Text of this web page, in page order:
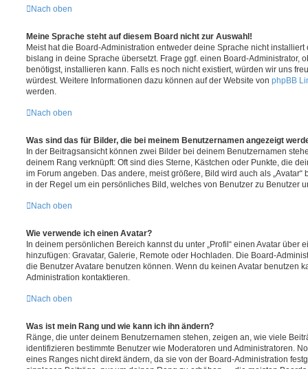
Nach oben
Meine Sprache steht auf diesem Board nicht zur Auswahl!
Meist hat die Board-Administration entweder deine Sprache nicht
bislang in deine Sprache übersetzt. Frage ggf. einen Board-Administrator,
benötigst, installieren kann. Falls es noch nicht existiert, würden wir uns
würdest. Weitere Informationen dazu können auf der Website von phpBB
werden.
Nach oben
Was sind das für Bilder, die bei meinem Benutzernamen angezeigt
In der Beitragsansicht können zwei Bilder bei deinem Benutzernamen
deinem Rang verknüpft: Oft sind dies Sterne, Kästchen oder Punkte, die
im Forum angeben. Das andere, meist größere, Bild wird auch als
in der Regel um ein persönliches Bild, welches von Benutzer zu Benutzer
Nach oben
Wie verwende ich einen Avatar?
In deinem persönlichen Bereich kannst du unter „Profil“ einen Avatar über
hinzufügen: Gravatar, Galerie, Remote oder Hochladen. Die Board-
die Benutzer Avatare benutzen können. Wenn du keinen Avatar benutzen
Administration kontaktieren.
Nach oben
Was ist mein Rang und wie kann ich ihn ändern?
Ränge, die unter deinem Benutzernamen stehen, zeigen an, wie viele
identifizieren bestimmte Benutzer wie Moderatoren und Administratoren.
eines Ranges nicht direkt ändern, da sie von der Board-Administration